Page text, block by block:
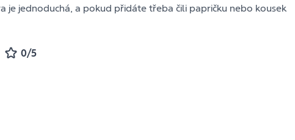
je jednoduchá, a pokud přidáte třeba čili papričku nebo kousek
0/5